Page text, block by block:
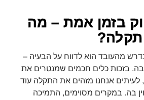
בזמן אמת – מה
תקלה?
מהעובד הוא לדווח על הבעיה –
בה. בזכות כלים חכמים שמנטרים את
לעיתים אנחנו מזהים את התקלה עוד
בה. במקרים מסוימים, התמיכה